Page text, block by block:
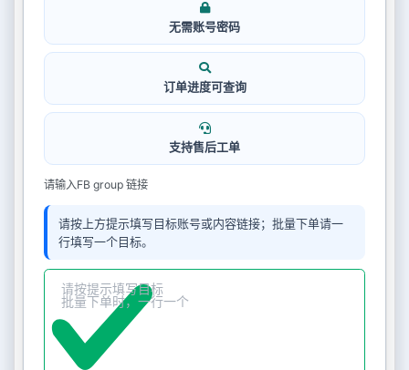
无需账号密码
订单进度可查询
支持售后工单
请输入FB group 链接
请按上方提示填写目标账号或内容链接；批量下单请一
行填写一个目标。